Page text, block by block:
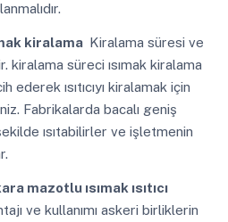
kiralama Kiralama süresi ve
süreci ısımak kiralama
ısıtıcıyı kiralamak için
Fabrikalarda bacalı geniş
ısıtabilirler ve işletmenin
mazotlu ısımak ısıtıcı
ve kullanımı askeri birliklerin